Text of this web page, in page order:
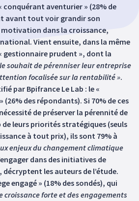
conquérant aventurier » (28% de
avant tout voir grandir son
dans la croissance,
Vient ensuite, dans la même
gestionnaire prudent », dont la
souhait de pérenniser leur entreprise
focalisée sur la rentabilité ».
par Bpifrance Le Lab : le «
des répondants). Si 70% de ces
de préserver la pérennité de
leurs priorités stratégiques (seuls
à tout prix), ils sont 79% à
enjeux du changement climatique
dans des initiatives de
les auteurs de l’étude.
engagé » (18% des sondés), qui
croissance forte et des engagements